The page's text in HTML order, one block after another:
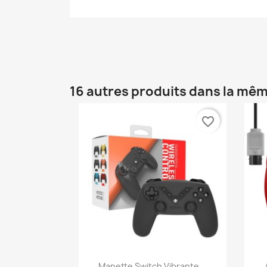
16 autres produits dans la
Aperçu rapide
favorite_border